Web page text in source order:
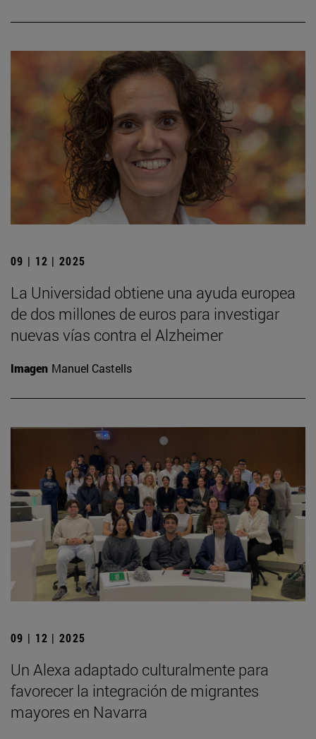
09 | 12 | 2025
La Universidad obtiene una ayuda europea
de dos millones de euros para investigar
nuevas vías contra el Alzheimer
Imagen Manuel Castells
09 | 12 | 2025
Un Alexa adaptado culturalmente para
favorecer la integración de migrantes
mayores en Navarra